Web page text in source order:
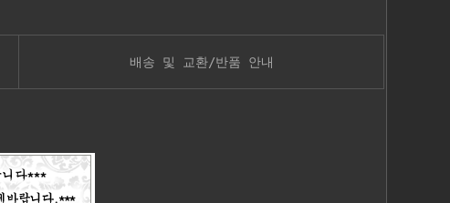
배송 및 교환/반품 안내